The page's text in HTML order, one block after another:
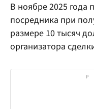
В ноябре 2025 года
посредника при
размере 10 тысяч
организатора